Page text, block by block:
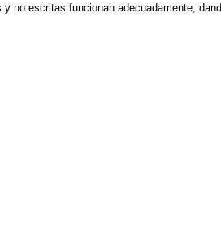
no escritas funcionan adecuadamente,